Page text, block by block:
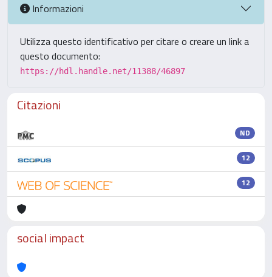
Informazioni
Utilizza questo identificativo per citare o creare un link a
questo documento:
https://hdl.handle.net/11388/46897
Citazioni
ND
12
12
social impact